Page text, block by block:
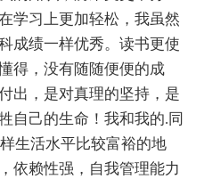
学习上更加轻松，我虽然
成绩一样优秀。读书更使
得，没有随随便便的成
出，是对真理的坚持，是
自己的生命！我和我的.同
生活水平比较富裕的地
依赖性强，自我管理能力